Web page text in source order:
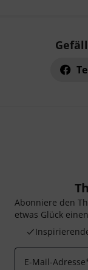
Abonniere den
etwas Glück
E-Mail-Adresse